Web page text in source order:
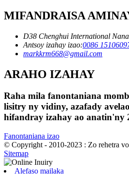
MIFANDRAISA
D38 Chenghui International
Antsoy izahay izao:0086
markkrm668@gmail.com
ARAHO IZAHAY
Raha mila fanontaniana
lisitry ny vidiny, azafady
hifandray izahay ao anatin'ny
Fanontaniana izao
© Copyright - 2010-2023 : Zo rehetra
Sitemap
Alefaso mailaka